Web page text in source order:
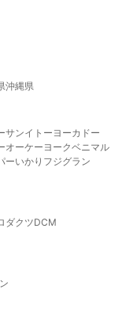
沖縄県
サンイトーヨーカドー
オーケー ヨークベニマル
ーいかり フジグラン
ダクツDCM